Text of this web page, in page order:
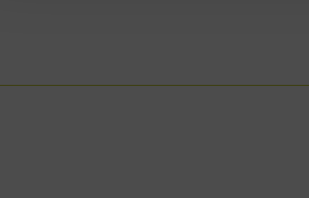
di analisi dei dati web, pubblicità e
che hanno raccolto dal suo utilizzo dei